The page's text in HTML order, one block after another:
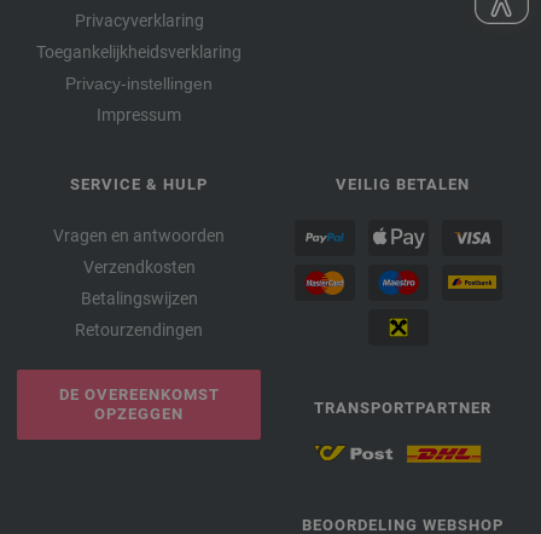
Privacyverklaring
Toegankelijkheidsverklaring
Privacy-instellingen
Impressum
SERVICE & HULP
Vragen en antwoorden
Verzendkosten
Betalingswijzen
Retourzendingen
DE OVEREENKOMST
OPZEGGEN
VEILIG BETALEN
TRANSPORTPARTNER
BEOORDELING WEBSHOP